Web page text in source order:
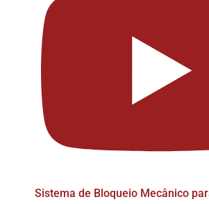
Sistema de Bloqueio Mecânico